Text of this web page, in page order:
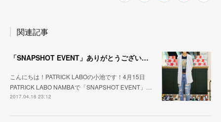
関連記事
「SNAPSHOT EVENT」ありがとうございました！
こんにちは！PATRICK LABOの小池です！4月15日
PATRICK LABO NAMBAで「SNAPSHOT EVENT」…
2017.04.16 23:12